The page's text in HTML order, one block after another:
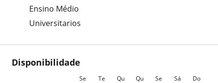
Ensino Médio
Universitarios
Disponibilidade
Se Te Qu Qu Se Sá
Do